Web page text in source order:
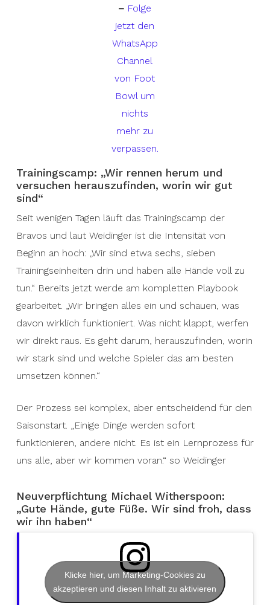
– Folge
jetzt den
WhatsApp
Channel
von Foot
Bowl um
nichts
mehr zu
verpassen.
Trainingscamp: „Wir rennen herum und
versuchen herauszufinden, worin wir gut
sind“
Seit wenigen Tagen läuft das Trainingscamp der
Bravos und laut Weidinger ist die Intensität von
Beginn an hoch: „Wir sind etwa sechs, sieben
Trainingseinheiten drin und haben alle Hände voll zu
tun.“ Bereits jetzt werde am kompletten Playbook
gearbeitet. „Wir bringen alles ein und schauen, was
davon wirklich funktioniert. Was nicht klappt, werfen
wir direkt raus. Es geht darum, herauszufinden, worin
wir stark sind und welche Spieler das am besten
umsetzen können.“
Der Prozess sei komplex, aber entscheidend für den
Saisonstart. „Einige Dinge werden sofort
funktionieren, andere nicht. Es ist ein Lernprozess für
uns alle, aber wir kommen voran.“ so Weidinger
Neuverpflichtung Michael Witherspoon:
„Gute Hände, gute Füße. Wir sind froh, dass
wir ihn haben“
Klicke hier, um Marketing-Cookies zu
akzeptieren und diesen Inhalt zu aktivieren